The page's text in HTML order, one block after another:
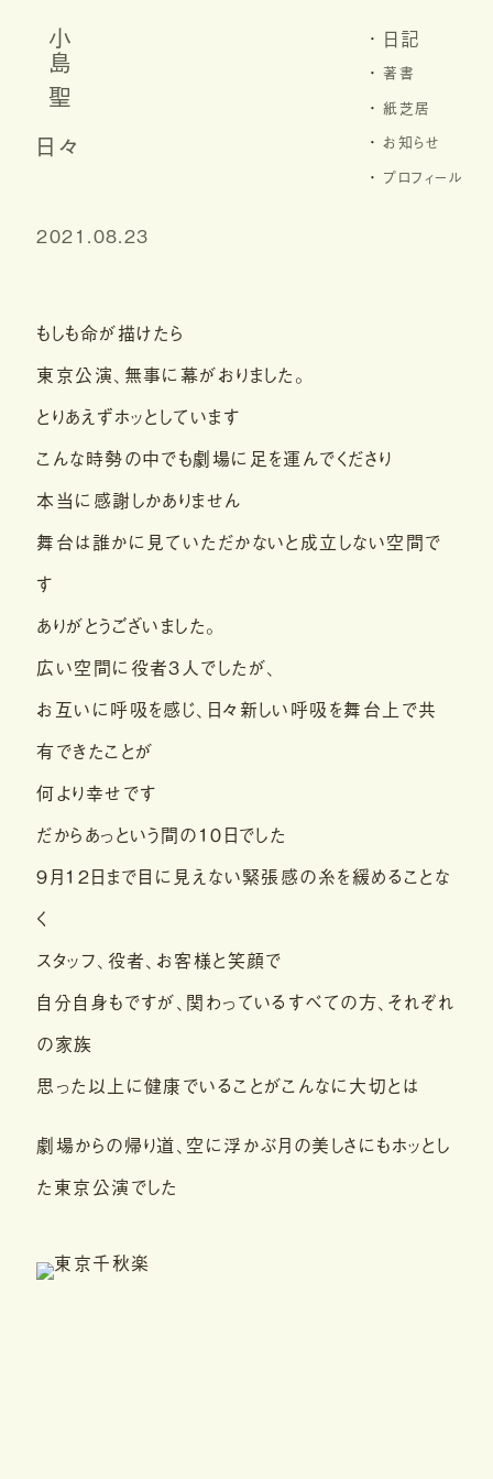
小島 聖
日々
日記
著書
紙芝居
お知らせ
プロフィール
2021.08.23
もしも命が描けたら
東京公演、無事に幕がおりました。
とりあえずホッとしています
こんな時勢の中でも劇場に足を運んでくださり
本当に感謝しかありません
舞台は誰かに見ていただかないと成立しない空間で
す
ありがとうございました。
広い空間に役者３人でしたが、
お互いに呼吸を感じ、日々新しい呼吸を舞台上で共
有できたことが
何より幸せです
だからあっという間の１０日でした
９月１２日まで目に見えない緊張感の糸を緩めることな
く
スタッフ、役者、お客様と笑顔で
自分自身もですが、関わっているすべての方、それぞれ
の家族
思った以上に健康でいることがこんなに大切とは
劇場からの帰り道、空に浮かぶ月の美しさにもホッとし
た東京公演でした